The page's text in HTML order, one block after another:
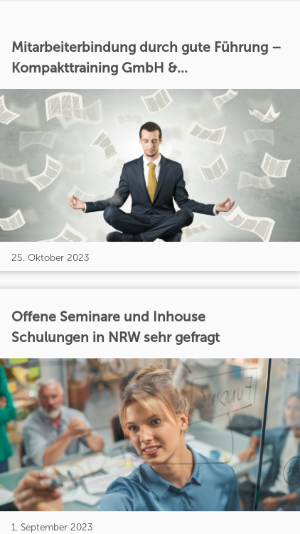
Mitarbeiterbindung durch gute Führung –
Kompakttraining GmbH &...
25. Oktober 2023
Offene Seminare und Inhouse
Schulungen in NRW sehr gefragt
1. September 2023